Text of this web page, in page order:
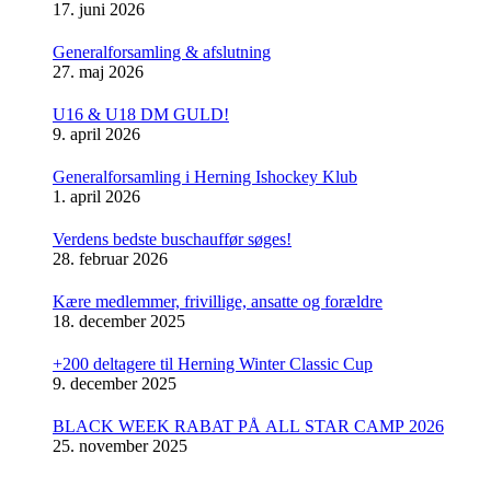
17. juni 2026
Generalforsamling & afslutning
27. maj 2026
U16 & U18 DM GULD!
9. april 2026
Generalforsamling i Herning Ishockey Klub
1. april 2026
Verdens bedste buschauffør søges!
28. februar 2026
Kære medlemmer, frivillige, ansatte og forældre
18. december 2025
+200 deltagere til Herning Winter Classic Cup
9. december 2025
BLACK WEEK RABAT PÅ ALL STAR CAMP 2026
25. november 2025